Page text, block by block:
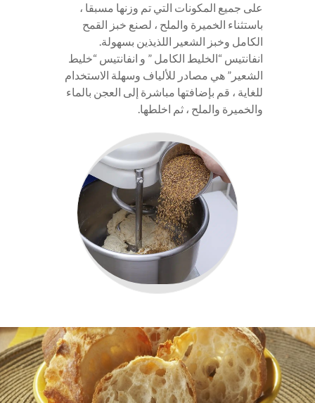
على جميع المكونات التي تم وزنها مسبقا ،
باستثناء الخميرة والملح ، لصنع خبز القمح
الكامل وخبز الشعير اللذيذين بسهولة.
انفانتيس “الخليط الكامل ” و انفانتيس “خليط
الشعير” هي مصادر للألياف وسهلة الاستخدام
للغاية ، قم بإضافتها مباشرة إلى العجن بالماء
والخميرة والملح ، ثم اخلطها.